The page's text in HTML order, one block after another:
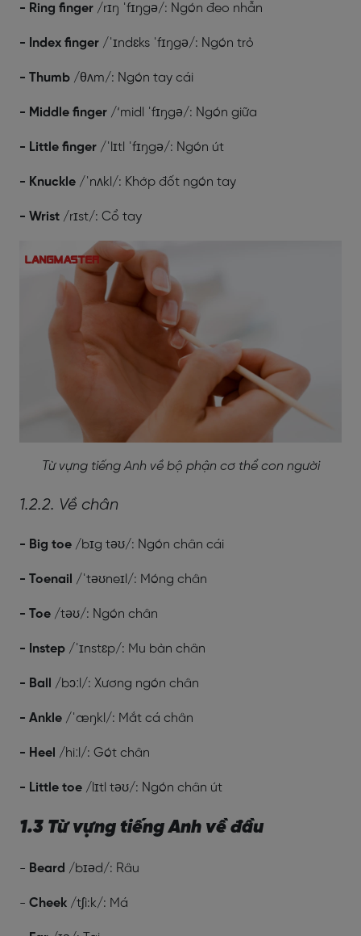
- Ring finger /rɪŋ ˈfɪŋgə/: Ngón đeo nhẫn
- Index finger /ˈɪndɛks ˈfɪŋgə/: Ngón trỏ
- Thumb /θʌm/: Ngón tay cái
- Middle finger /‘midl ˈfɪŋgə/: Ngón giữa
- Little finger /ˈlɪtl ˈfɪŋgə/: Ngón út
- Knuckle /ˈnʌkl/: Khớp đốt ngón tay
- Wrist /rɪst/: Cổ tay
Từ vựng tiếng Anh về bộ phận cơ thể con người
1.2.2. Về chân
- Big toe /bɪg təʊ/: Ngón chân cái
- Toenail /ˈtəʊneɪl/: Móng chân
- Toe /təʊ/: Ngón chân
- Instep /ˈɪnstɛp/: Mu bàn chân
- Ball /bɔːl/: Xương ngón chân
- Ankle /ˈæŋkl/: Mắt cá chân
- Heel /hiːl/: Gót chân
- Little toe /lɪtl təʊ/: Ngón chân út
1.3 Từ vựng tiếng Anh về đầu
- Beard /bɪəd/: Râu
- Cheek /tʃi:k/: Má